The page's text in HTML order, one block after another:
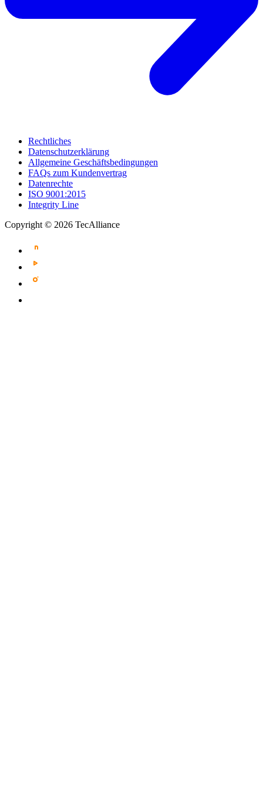
Rechtliches
Datenschutzerklärung
Allgemeine Geschäftsbedingungen
FAQs zum Kundenvertrag
Datenrechte
ISO 9001:2015
Integrity Line
Copyright © 2026 TecAlliance